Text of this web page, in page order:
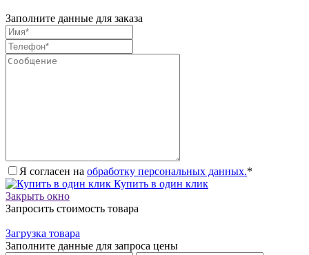
Заполните данные для заказа
Я согласен на обработку персональных данных.*
Купить в один клик
Закрыть окно
Запросить стоимость товара
Загрузка товара
Заполните данные для запроса цены